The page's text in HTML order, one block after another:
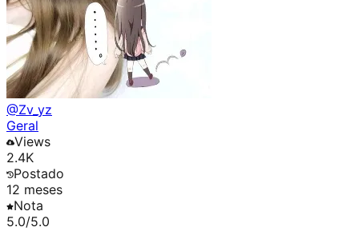
@Zv_yz
Geral
Views
2.4K
Postado
12 meses
Nota
5.0/5.0